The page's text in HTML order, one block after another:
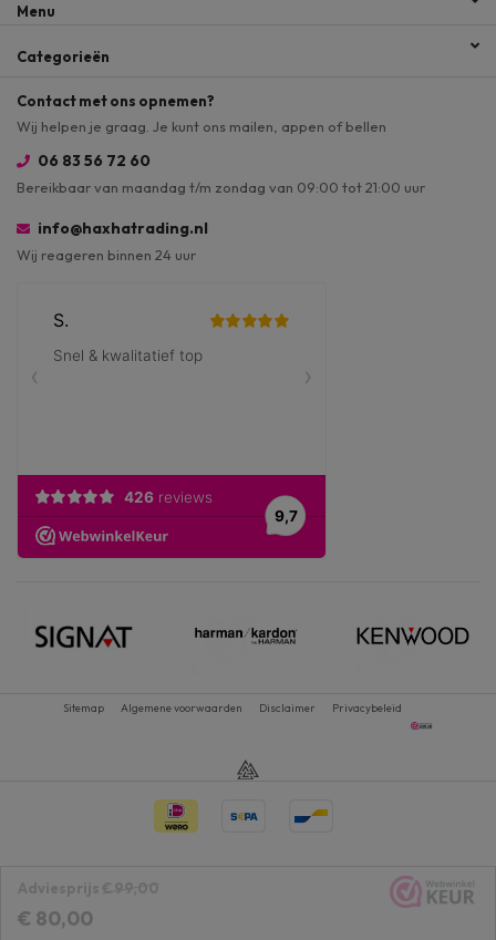
€ 80,00
Menu
Categorieën
Contact met ons opnemen?
Wij helpen je graag. Je kunt ons mailen, appen of bellen
06 83 56 72 60
Bereikbaar van maandag t/m zondag van 09:00 tot 21:00 uur
info@haxhatrading.nl
Wij reageren binnen 24 uur
Sitemap Algemene voorwaarden Disclaimer Privacybeleid